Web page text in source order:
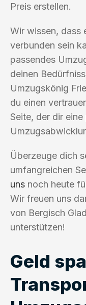
Preis erstellen.
Wir wissen, dass
verbunden sein
passendes
deinen
Umzugskönig
du einen
Seite, der dir
Überzeuge dich
umfangreichen
uns noch heute
Wir freuen uns
von Bergisch
unterstützen!
Geld